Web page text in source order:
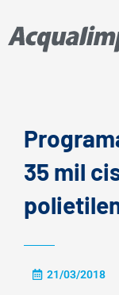
para
35 mil
21/03/2018